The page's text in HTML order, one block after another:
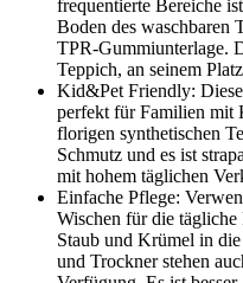
frequentierte Bereiche
Boden des waschbaren
TPR-Gummiunterlage.
Teppich, an seinem
Kid&Pet Friendly:
perfekt für Familien mit
florigen synthetischen
Schmutz und es ist
mit hohem täglichen
Einfache Pflege:
Wischen für die
Staub und Krümel in
und Trockner stehen